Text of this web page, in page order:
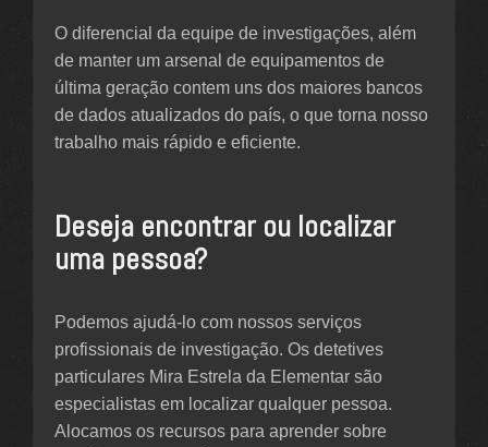
O diferencial da equipe de investigações, além
de manter um arsenal de equipamentos de
última geração contem uns dos maiores bancos
de dados atualizados do país, o que torna nosso
trabalho mais rápido e eficiente.
Deseja encontrar ou localizar
uma pessoa?
Podemos ajudá-lo com nossos serviços
profissionais de investigação. Os detetives
particulares Mira Estrela da Elementar são
especialistas em localizar qualquer pessoa.
Alocamos os recursos para aprender sobre